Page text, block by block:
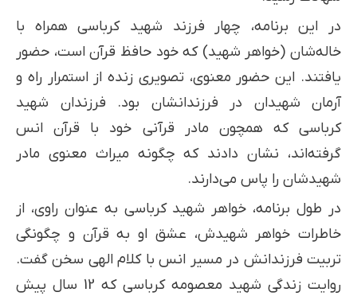
در این برنامه، چهار فرزند شهید کرباسی همراه با
خاله‌شان (خواهر شهید) که خود حافظ قرآن است، حضور
یافتند. این حضور معنوی، تصویری زنده از استمرار راه و
آرمان شهیدان در فرزندانشان بود. فرزندان شهید
کرباسی که همچون مادر قرآنی خود با قرآن انس
گرفته‌اند، نشان دادند که چگونه میراث معنوی مادر
شهیدشان را پاس می‌دارند.
در طول برنامه، خواهر شهید کرباسی به عنوان راوی، از
خاطرات خواهر شهیدش، عشق او به قرآن و چگونگی
تربیت فرزندانش در مسیر انس با کلام الهی سخن گفت.
روایت زندگی شهید معصومه کرباسی که 12 سال پیش